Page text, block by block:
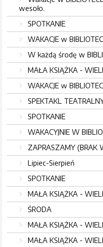
wesoło.
SPOTKANIE
WAKACJE w
W każdą środę w
MAŁA KSIĄŻKA -
WAKACJE w
SPEKTAKL
SPOTKANIE
WAKACYJNIE W
ZAPRASZAMY (BRAK
Lipiec-Sierpień
SPOTKANIE
MAŁA KSIĄŻKA -
ŚRODA
MAŁA KSIĄŻKA -
MAŁA KSIĄŻKA -